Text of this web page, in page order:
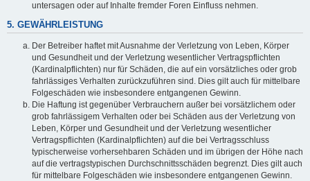
untersagen oder auf Inhalte fremder Foren Einfluss nehmen.
5. GEWÄHRLEISTUNG
Der Betreiber haftet mit Ausnahme der Verletzung von Leben, Körper
und Gesundheit und der Verletzung wesentlicher Vertragspflichten
(Kardinalpflichten) nur für Schäden, die auf ein vorsätzliches oder grob
fahrlässiges Verhalten zurückzuführen sind. Dies gilt auch für mittelbare
Folgeschäden wie insbesondere entgangenen Gewinn.
Die Haftung ist gegenüber Verbrauchern außer bei vorsätzlichem oder
grob fahrlässigem Verhalten oder bei Schäden aus der Verletzung von
Leben, Körper und Gesundheit und der Verletzung wesentlicher
Vertragspflichten (Kardinalpflichten) auf die bei Vertragsschluss
typischerweise vorhersehbaren Schäden und im übrigen der Höhe nach
auf die vertragstypischen Durchschnittsschäden begrenzt. Dies gilt auch
für mittelbare Folgeschäden wie insbesondere entgangenen Gewinn.